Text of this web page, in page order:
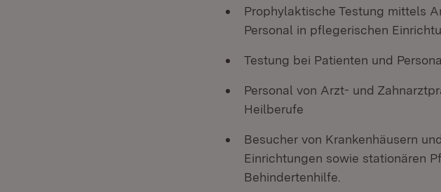
Prophylaktische Testung mittels
Personal in pflegerischen
Testung bei Patienten und
Personal von Arzt- und
Heilberufe
Besucher von Krankenhäusern
Einrichtungen sowie stationären
Behindertenhilfe.